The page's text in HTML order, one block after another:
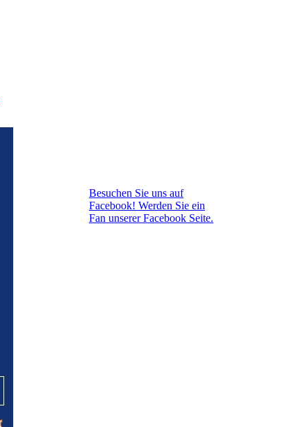
Besuchen Sie uns auf
Facebook! Werden Sie ein
Fan unserer Facebook Seite.